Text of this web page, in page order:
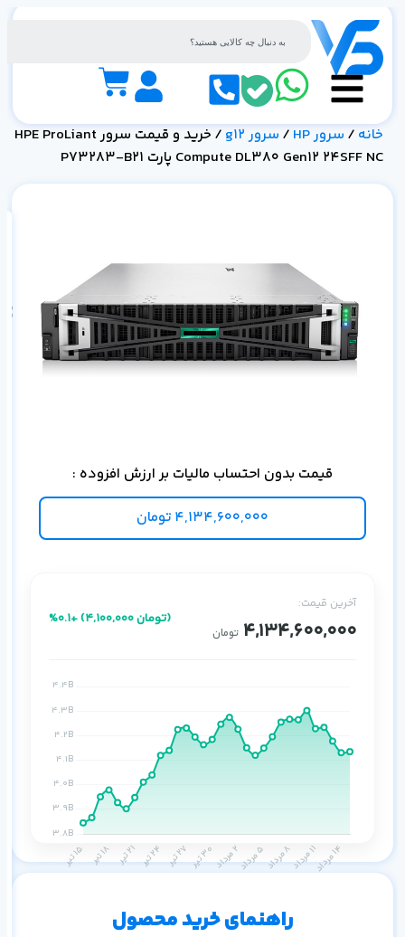
خانه / سرور HP / سرور g12
/ خرید و قیمت سرور HPE ProLiant
Compute DL380 Gen12 24SFF NC پارت P73283-B21
قیمت بدون احتساب مالیات بر ارزش افزوده :
4,134,600,000 تومان
آخرین قیمت:
4,134,600,000 تومان
%0.1+ (4,100,000 تومان)
راهنمای خرید محصول